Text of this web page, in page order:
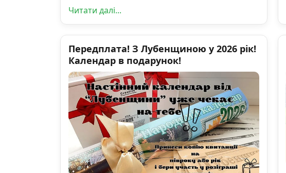
Читати далі...
Передплата! З Лубенщиною у 2026 рік!
Календар в подарунок!